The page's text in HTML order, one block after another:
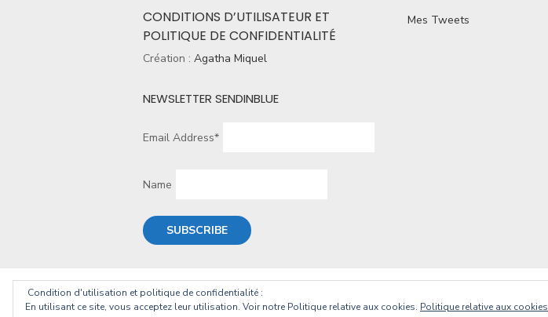
CONDITIONS D’UTILISATEUR ET
POLITIQUE DE CONFIDENTIALITÉ
Création : Agatha Miquel
NEWSLETTER SENDINBLUE
Email Address*
Name
Mes Tweets
© 2026 Christophe Geourjon
Condition d'utilisation et politique de confidentialité :
En utilisant ce site, vous acceptez leur utilisation. Voir notre Politique relative aux cookies. Politique relative aux cookies